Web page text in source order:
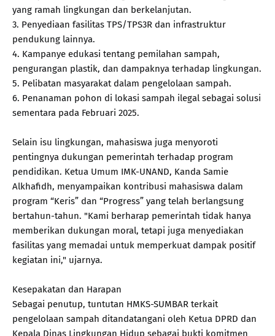
yang ramah lingkungan dan berkelanjutan.
3. Penyediaan fasilitas TPS/TPS3R dan infrastruktur
pendukung lainnya.
4. Kampanye edukasi tentang pemilahan sampah,
pengurangan plastik, dan dampaknya terhadap lingkungan.
5. Pelibatan masyarakat dalam pengelolaan sampah.
6. Penanaman pohon di lokasi sampah ilegal sebagai solusi
sementara pada Februari 2025.
Selain isu lingkungan, mahasiswa juga menyoroti
pentingnya dukungan pemerintah terhadap program
pendidikan. Ketua Umum IMK-UNAND, Kanda Samie
Alkhafidh, menyampaikan kontribusi mahasiswa dalam
program “Keris” dan “Progress” yang telah berlangsung
bertahun-tahun. "Kami berharap pemerintah tidak hanya
memberikan dukungan moral, tetapi juga menyediakan
fasilitas yang memadai untuk memperkuat dampak positif
kegiatan ini," ujarnya.
Kesepakatan dan Harapan
Sebagai penutup, tuntutan HMKS-SUMBAR terkait
pengelolaan sampah ditandatangani oleh Ketua DPRD dan
Kepala Dinas Lingkungan Hidup sebagai bukti komitmen